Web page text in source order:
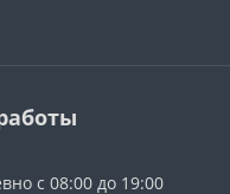
с 08:00 до 19:00